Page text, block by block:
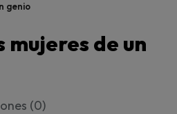
genio
mujeres de un
(0)